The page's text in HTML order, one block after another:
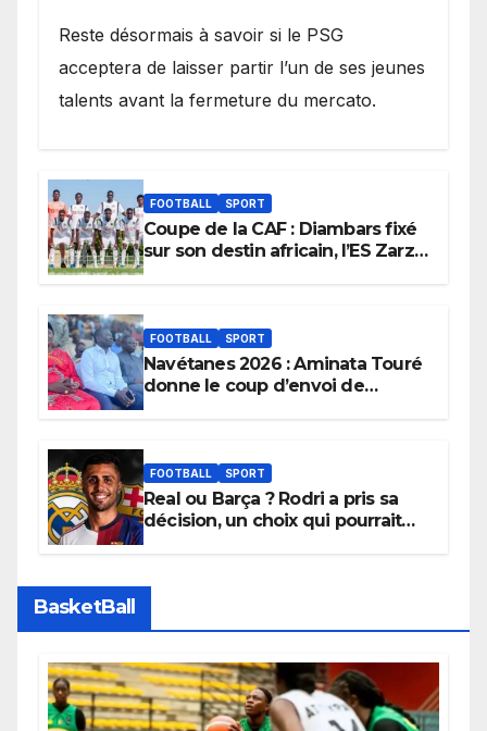
Reste désormais à savoir si le PSG
acceptera de laisser partir l’un de ses jeunes
talents avant la fermeture du mercato.
FOOTBALL SPORT
Coupe de la CAF : Diambars fixé
sur son destin africain, l’ES Zarzis
FOOTBALL SPORT
Navétanes 2026 : Aminata Touré
donne le coup d’envoi de
apaisées.
FOOTBALL SPORT
Real ou Barça ? Rodri a pris sa
décision, un choix qui pourrait
BasketBall